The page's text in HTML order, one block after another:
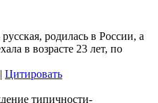
родилась в России, а
в возрасте 23 лет, по
| Цитировать
типичности-